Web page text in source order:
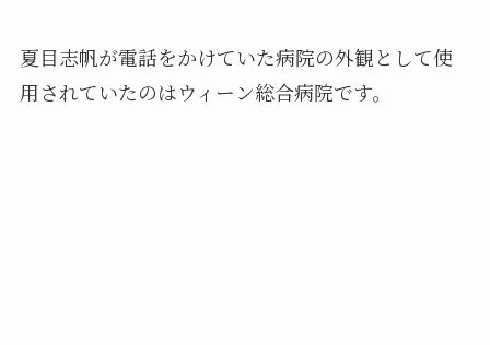
夏目志帆が電話をかけていた病院の外観として使
用されていたのはウィーン総合病院です。